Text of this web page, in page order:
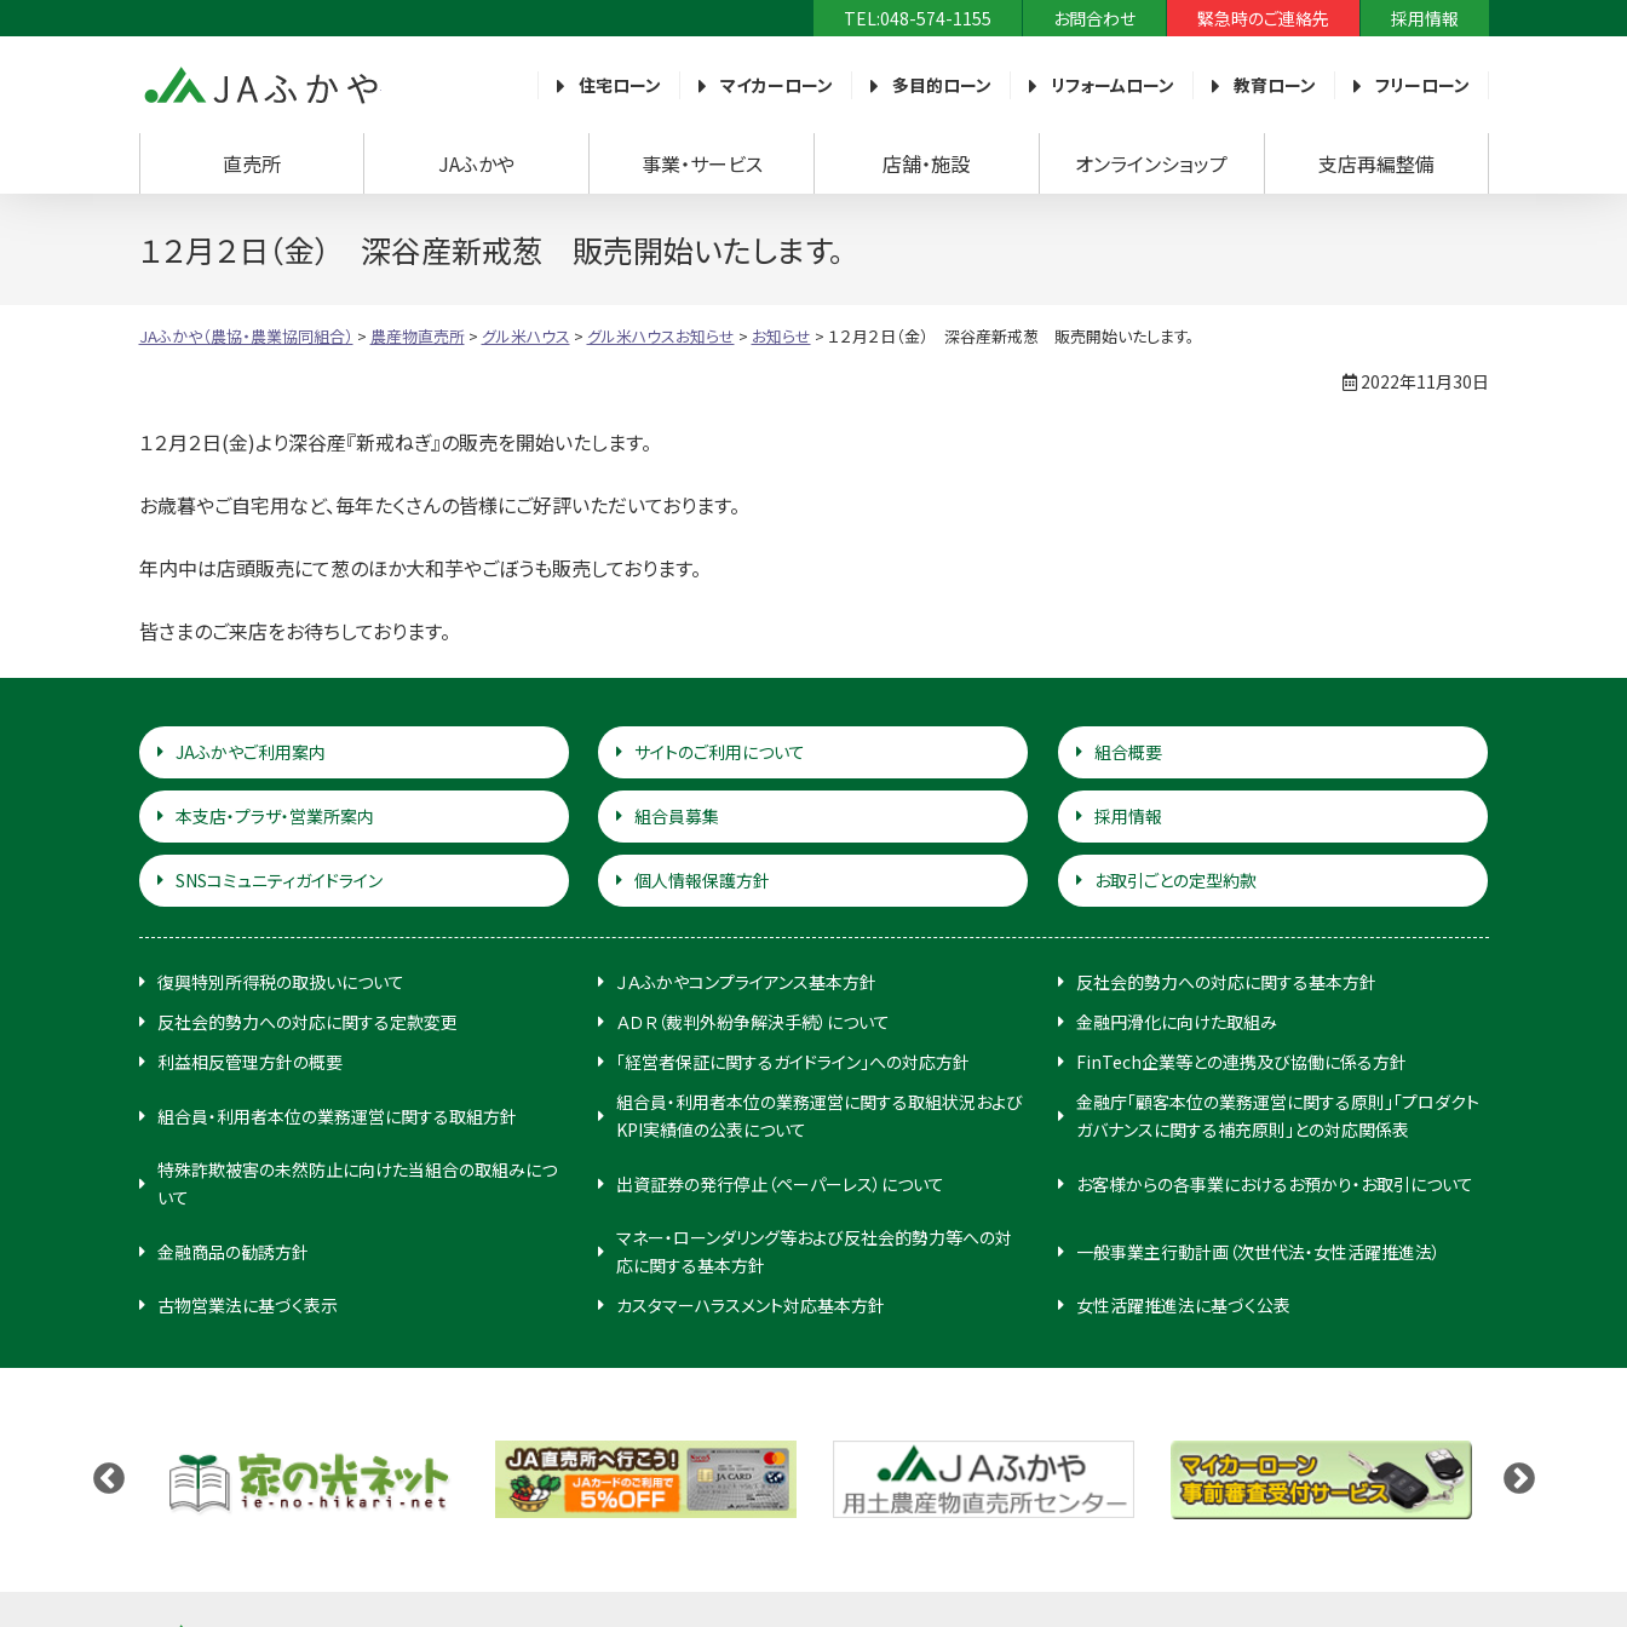
TEL:048-574-1155 お問合わせ 緊急時のご連絡先 採用情報
JAふかや（農協・農業協同組合）
住宅ローン マイカーローン 多目的ローン リフォームローン 教育ローン フリーローン
直売所 JAふかや 事業・サービス 店舗・施設 オンラインショップ 支店再編整備
１２月２日（金） 深谷産新戒葱 販売開始いたします。
JAふかや（農協・農業協同組合） > 農産物直売所> グル米ハウス > グル米ハウスお知らせ > お知らせ > １２月２日（金） 深谷産新戒葱 販売開始いたします。
2022年11月30日
１２月２日(金)より深谷産『新戒ねぎ』の販売を開始いたします。
お歳暮やご自宅用など、毎年たくさんの皆様にご好評いただいております。
年内中は店頭販売にて葱のほか大和芋やごぼうも販売しております。
皆さまのご来店をお待ちしております。
JAふかやご利用案内 サイトのご利用について 組合概要
本支店・プラザ・営業所案内 組合員募集 採用情報
SNSコミュニティガイドライン 個人情報保護方針 お取引ごとの定型約款
復興特別所得税の取扱いについて ＪＡふかやコンプライアンス基本方針
反社会的勢力への対応に関する基本方針
反社会的勢力への対応に関する定款変更
ＡＤＲ（裁判外紛争解決手続）について
金融円滑化に向けた取組み
利益相反管理方針の概要
「経営者保証に関するガイドライン」への対応方針 FinTech企業等との連携及び協働に係る方針
組合員・利用者本位の業務運営に関する取組方針
組合員・利用者本位の業務運営に関する取組状況および
KPI実績値の公表について
金融庁「顧客本位の業務運営に関する原則」「プロダクト
ガバナンスに関する補充原則」との対応関係表
特殊詐欺被害の未然防止に向けた当組合の取組みにつ
いて
出資証券の発行停止（ペーパーレス）について お客様からの各事業におけるお預かり・お取引について
金融商品の勧誘方針
マネー・ローンダリング等および反社会的勢力等への対
応に関する基本方針
一般事業主行動計画（次世代法・女性活躍推進法）
古物営業法に基づく表示 カスタマーハラスメント対応基本方針 女性活躍推進法に基づく公表